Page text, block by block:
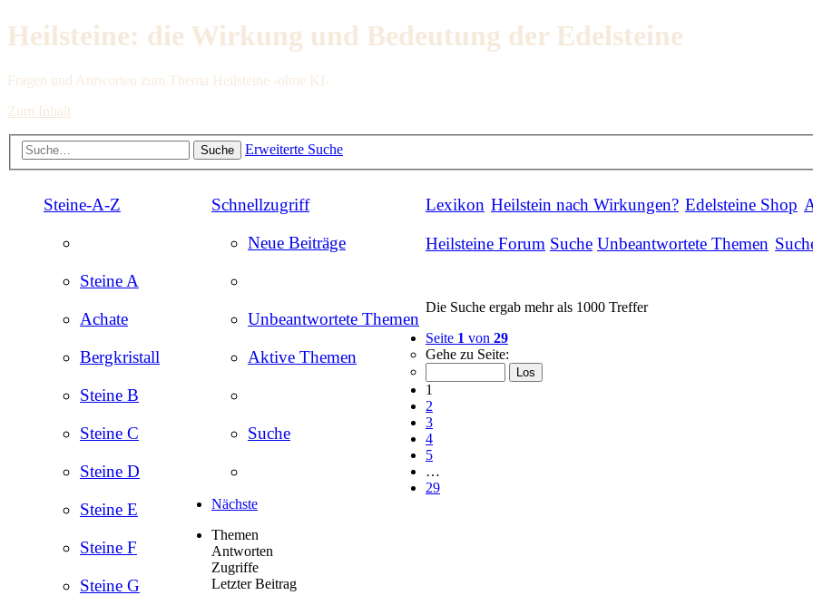
Heilsteine: die Wirkung und Bedeutung der Edelsteine
Fragen und Antworten zum Thema Heilsteine -ohne KI-
Zum Inhalt
Suche Erweiterte Suche
Steine-A-Z
Steine A
Achate
Bergkristall
Steine B
Steine C
Steine D
Steine E
Steine F
Steine G
Schnellzugriff
Neue Beiträge
Unbeantwortete Themen
Aktive Themen
Suche
Lexikon Heilstein nach Wirkungen? Edelsteine Shop
Heilsteine Forum Suche Unbeantwortete Themen
Die Suche ergab mehr als 1000 Treffer
Seite 1 von 29
Gehe zu Seite:
1
2
3
4
5
…
29
Nächste
Themen
Antworten
Zugriffe
Letzter Beitrag